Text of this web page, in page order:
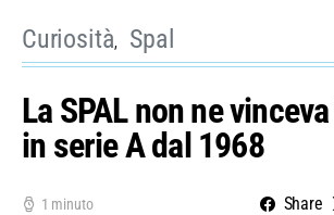
Curiosità Spal
La SPAL non ne
in serie A dal 1968
1 minuto Share